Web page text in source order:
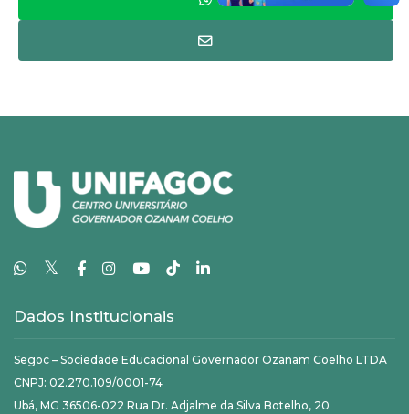
𝕏
Dados Institucionais
Segoc – Sociedade Educacional Governador Ozanam Coelho LTDA
CNPJ: 02.270.109/0001-74
Ubá, MG 36506-022 Rua Dr. Adjalme da Silva Botelho, 20